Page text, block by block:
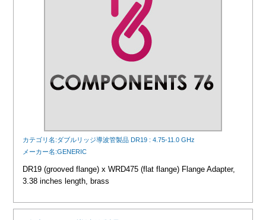
カテゴリ名:ダブルリッジ導波管製品 DR19 : 4.75-11.0 GHz
メーカー名:GENERIC
DR19 (grooved flange) x WRD475 (flat flange) Flange Adapter,
3.38 inches length, brass